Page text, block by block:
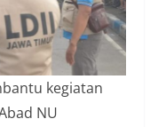
kegiatan
NU